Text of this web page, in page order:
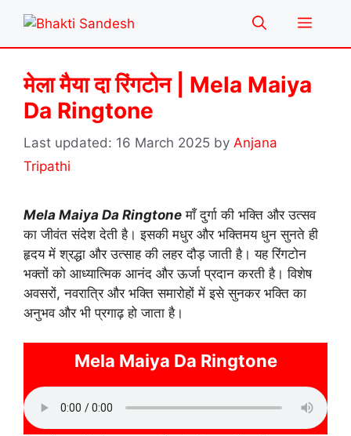
content
Menu
मेला मैया दा रिंगटोन | Mela Maiya
Da Ringtone
16 March 2025 by Anjana
Tripathi
Mela Maiya Da Ringtone माँ दुर्गा की भक्ति और उत्सव
का जीवंत संदेश देती है। इसकी मधुर और भक्तिमय धुन सुनते ही
हृदय में श्रद्धा और उत्साह की लहर दौड़ जाती है। यह रिंगटोन
भक्तों को आध्यात्मिक आनंद और ऊर्जा प्रदान करती है। विशेष
अवसरों, नवरात्रि और भक्ति समारोहों में इसे सुनकर भक्ति का
अनुभव और भी प्रगाढ़ हो जाता है।
Mela Maiya Da Ringtone